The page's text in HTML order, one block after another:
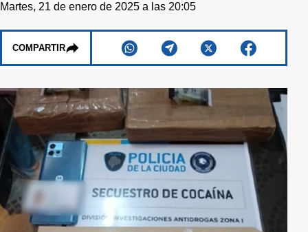
Martes, 21 de enero de 2025 a las 20:05
COMPARTIR